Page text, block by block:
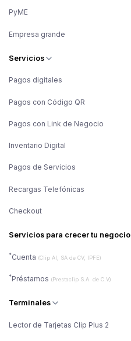
Terminales
Lector de Tarjetas Clip Plus 2
Servicios
Pagos digitales
Pagos con Código QR
Pagos con Link de Negocio
Inventario Digital
Pagos de Servicios
Recargas Telefónicas
Checkout
Servicios para crecer tu negocio
*Cuenta (Clip AI, SA de CV, IPFE)
*Préstamos (Prestaclip S.A. de C.V)
PyME
Empresa grande